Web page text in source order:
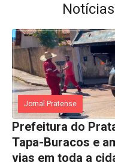
Jornal Pratense
Prefeitura do
Tapa-Buracos e
vias em toda a